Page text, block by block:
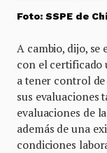
Foto: SSPE de
A cambio, dijo, se
con el certificado
a tener control
sus evaluaciones
evaluaciones de
además de una
condiciones